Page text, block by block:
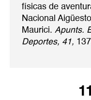
físicas de
Nacional
Maurici. Apunts.
Deportes, 41,